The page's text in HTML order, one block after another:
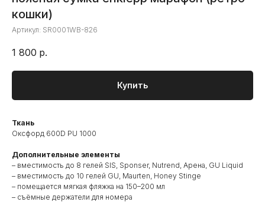
кошки)
Артикул: SR0001WB-826
1 800 р.
Купить
Ткань
Оксфорд 600D PU 1000
Дополнительные элементы
– вместимость до 8 гелей SIS, Sponser, Nutrend, Арена, GU Liquid
– вместимость до 10 гелей GU, Maurten, Honey Stinge
– помещается мягкая фляжка на 150–200 мл
– съёмные держатели для номера